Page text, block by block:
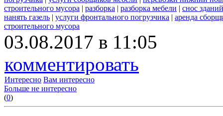
строительного мусора | разборка | разборка мебели | снос зданий
нанять газель | услуги фронтального погрузчика | аренда
строительного мусора
03.08.2017 в 11:05
комментировать
Интересно Вам интересно
Больше не интересно
(0)